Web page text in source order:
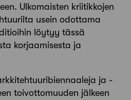
Ulkomaisten kriitikkojen
usein odottama
löytyy tässä
korjaamisesta ja
ja -
toivottomuuden jälkeen